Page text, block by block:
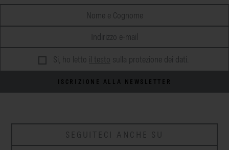
Si, ho letto il testo sulla protezione dei dati.
ISCRIZIONE ALLA NEWSLETTER
SEGUITECI ANCHE SU